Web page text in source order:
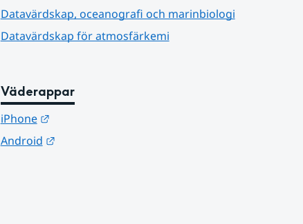
Datavärdskap, oceanografi och marinbiologi
Datavärdskap för atmosfärkemi
Väderappar
iPhone
Länk till annan webbplats.
Android
Länk till annan webbplats.